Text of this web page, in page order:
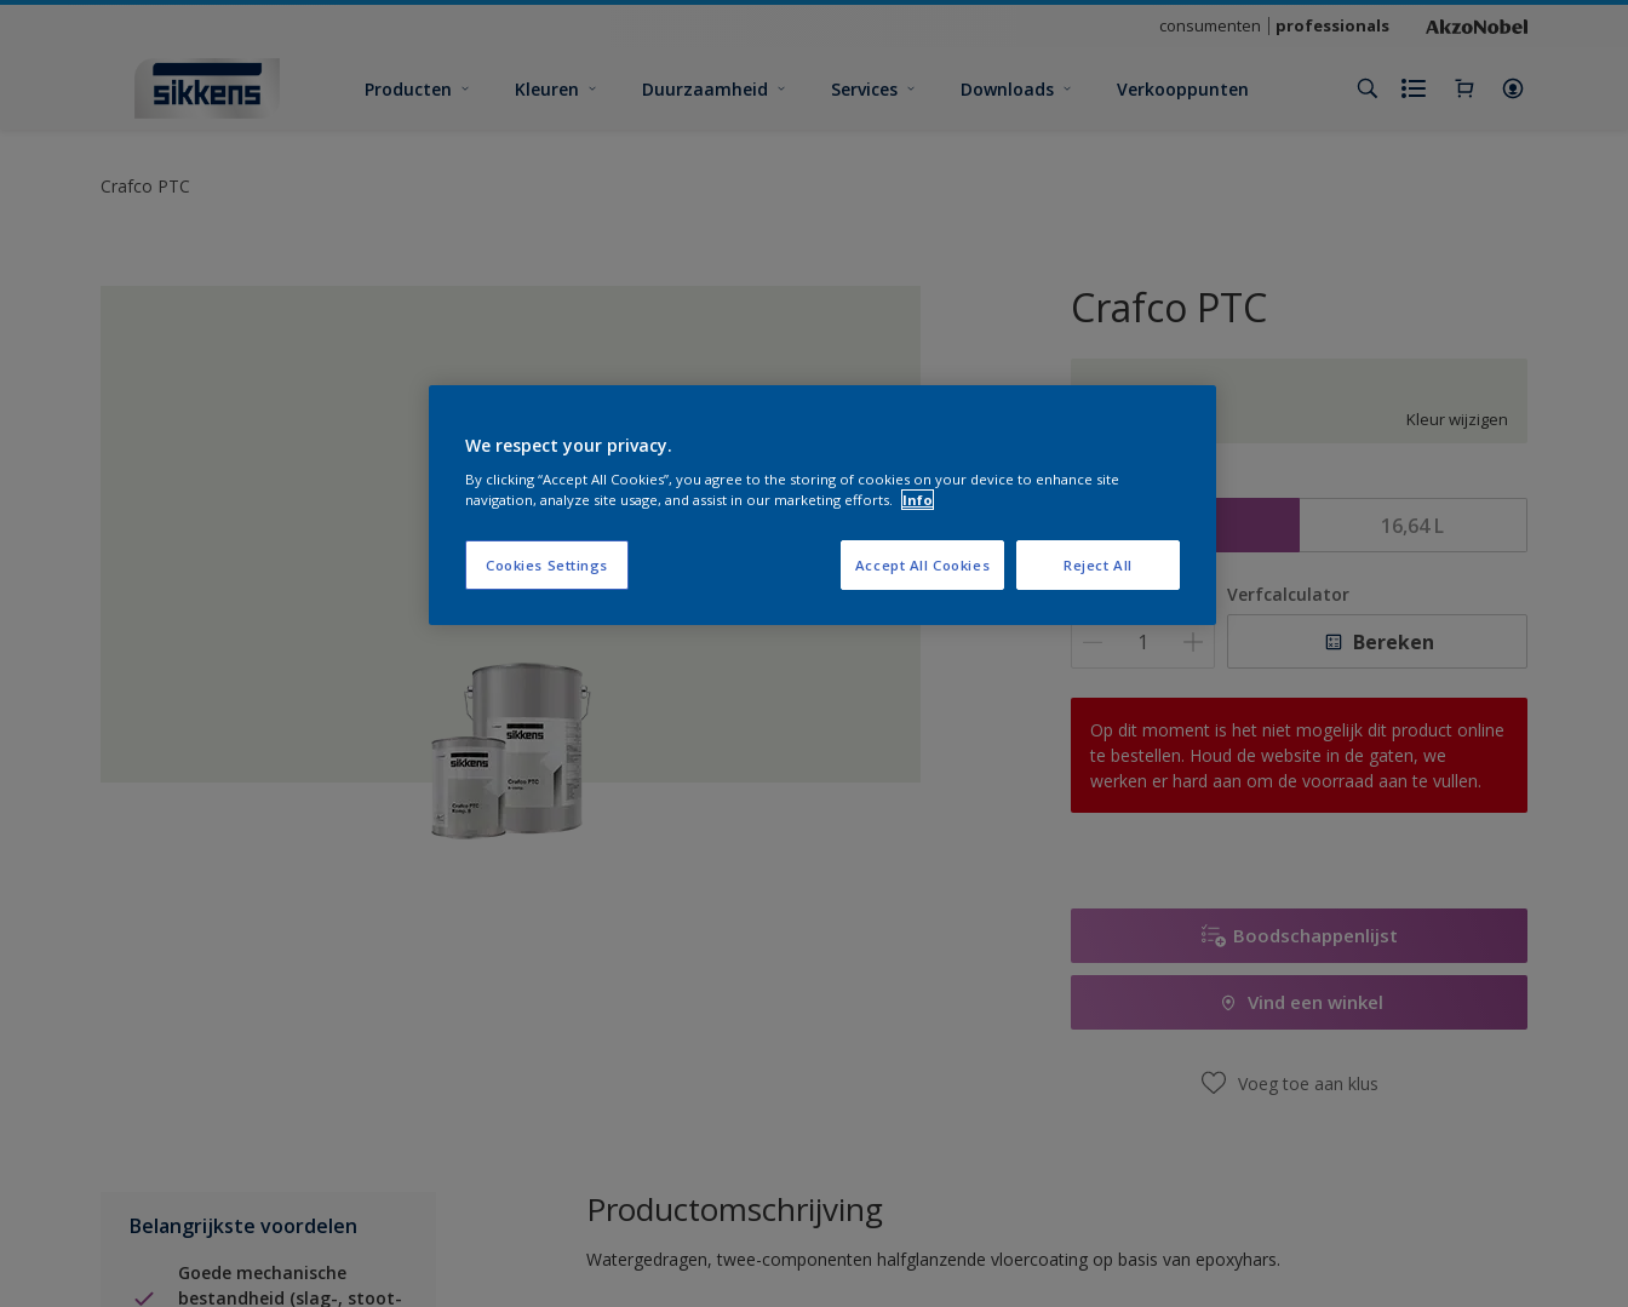
consumenten professionals
Producten Kleuren Duurzaamheid Services Downloads Verkooppunten
Crafco PTC
Crafco PTC
KN.02.87
Kleur wijzigen
Grootte
16,64 L
Aantal Verfcalculator
Bereken
Op dit moment is het niet mogelijk dit product online
te bestellen. Houd de website in de gaten, we
werken er hard aan om de voorraad aan te vullen.
Boodschappenlijst
Vind een winkel
Voeg toe aan klus
Belangrijkste voordelen
Goede mechanische
bestandheid (slag-, stoot-
Productomschrijving
Watergedragen, twee-componenten halfglanzende vloercoating op basis van epoxyhars.
We respect your privacy.
By clicking “Accept All Cookies”, you agree to the storing of cookies on your device to enhance site
navigation, analyze site usage, and assist in our marketing efforts.
Info
Cookies Settings Reject All
Accept All Cookies